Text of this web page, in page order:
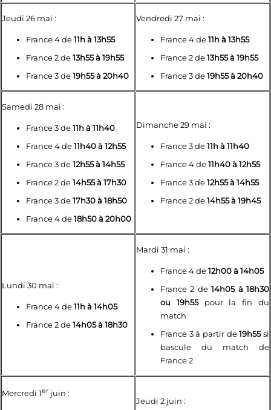
Jeudi 26 mai :
France 4 de11h à 13h55
France 2 de13h55 à 19h55
France 3 de19h55 à 20h40
Vendredi 27 mai :
France 4 de11h à 13h55
France 2 de13h55 à 19h55
France 3 de19h55 à 20h40
Samedi 28 mai :
France 3 de11h à 11h40
France 4 de11h40 à 12h55
France 3 de12h55 à 14h55
France 2 de14h55 à 17h30
France 3 de17h30 à 18h50
France 4 de18h50 à 20h00
Dimanche 29 mai :
France 3 de11h à 11h40
France 4 de11h40 à 12h55
France 3 de12h55 à 14h55
France 2 de14h55 à 19h45
Lundi 30 mai :
France 4 de11h à 14h05
France 2 de14h05 à 18h30
Mardi 31 mai :
France 4 de12h00 à 14h05
France 2 de14h05 à 18h30
ou 19h55 pour la fin du
match
France 3 à partir de19h55si
bascule du match de
France 2
Mercredi 1er juin :
Jeudi 2 juin :